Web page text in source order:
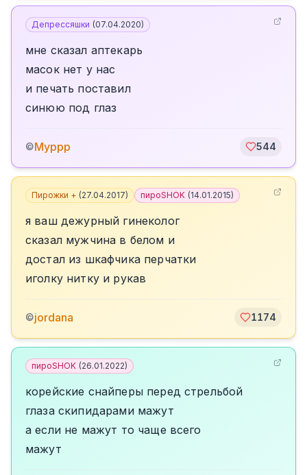
Депрессяшки (07.04.2020)
мне сказал аптекарь
масок нет у нас
и печать поставил
синюю под глаз
©Муррр 544
Пирожки + (27.04.2017) пироSHOK (14.01.2015)
я ваш дежурный гинеколог
сказал мужчина в белом и
достал из шкафчика перчатки
иголку нитку и рукав
©jordana 1174
пироSHOK (26.01.2022)
корейские снайперы перед стрельбой
глаза скипидарами мажут
а если не мажут то чаще всего
мажут